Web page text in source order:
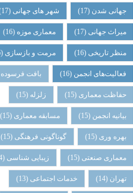
جهانی شدن (17) شهر های جهانی(17)
میراث جهانی(17) معماری موزه (16)
منظر تاریخی(16) مرمت و بازسازی(16)
فعالیت‌های انجمن (16) بافت فرسوده
حفاظت معماری (15) زلزله (15)
بیانیه انجمن (15) مسابقه معماری (15)
بهره وری (15) گوناگونی فرهنگی (15)
معماری صنعتی (15) زیبایی شناسی (14)
تهران (14) خدمات اجتماعی (13)